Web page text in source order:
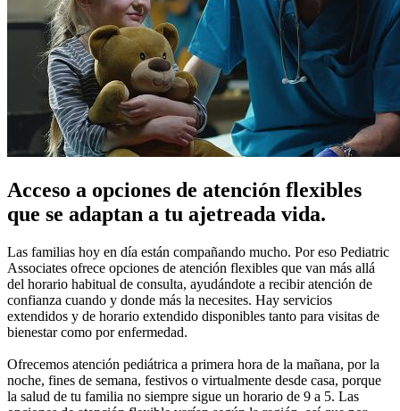
Acceso a opciones de atención flexibles
que se adaptan a tu ajetreada vida.
Las familias hoy en día están compañando mucho. Por eso Pediatric
Associates ofrece opciones de atención flexibles que van más allá
del horario habitual de consulta, ayudándote a recibir atención de
confianza cuando y donde más la necesites. Hay servicios
extendidos y de horario extendido disponibles tanto para visitas de
bienestar como por enfermedad.
Ofrecemos atención pediátrica a primera hora de la mañana, por la
noche, fines de semana, festivos o virtualmente desde casa, porque
la salud de tu familia no siempre sigue un horario de 9 a 5. Las